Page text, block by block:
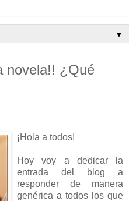
▼
novela!! ¿Qué
¡Hola a todos!
Hoy voy a dedicar la
entrada del blog a
responder de manera
genérica a todos los que